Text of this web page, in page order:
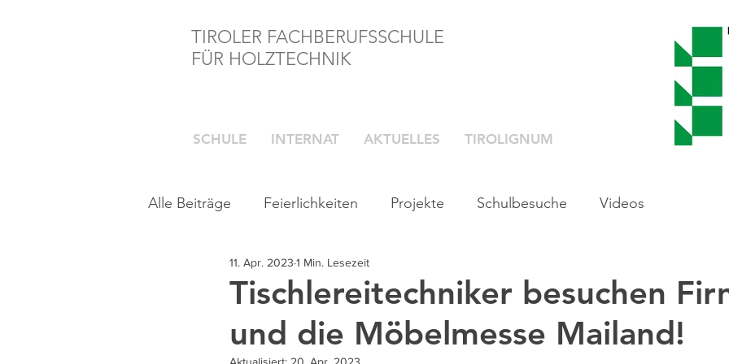
TIROLER FACHBERUFSSCHULE
FÜR HOLZTECHNIK
SCHULE INTERNAT AKTUELLES TIROLIGNUM
Alle Beiträge Feierlichkeiten Projekte Schulbesuche Videos
Tischlereitechniker besuchen
und die Möbelmesse Mailand!
11. Apr. 2023 1 Min. Lesezeit